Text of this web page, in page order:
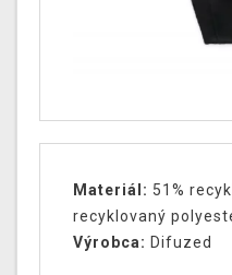
Materiál: 51%
recyklovaný
Výrobca: Difuzed